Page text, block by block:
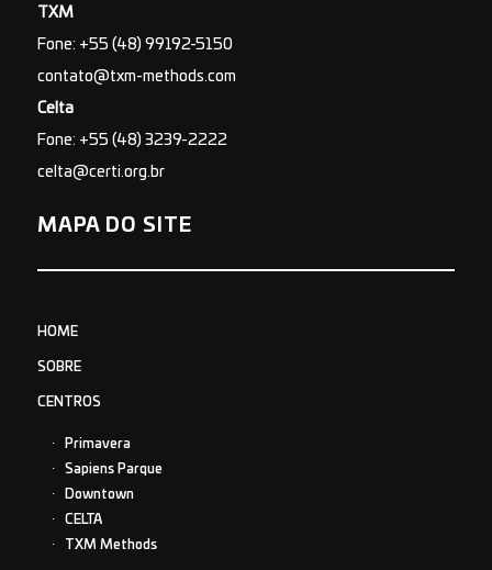
TXM
Fone: +55 (48) 99192-5150
contato@txm-methods.com
Celta
Fone: +55 (48) 3239-2222
celta@certi.org.br
MAPA DO SITE
HOME
SOBRE
CENTROS
Primavera
Sapiens Parque
Downtown
CELTA
TXM Methods